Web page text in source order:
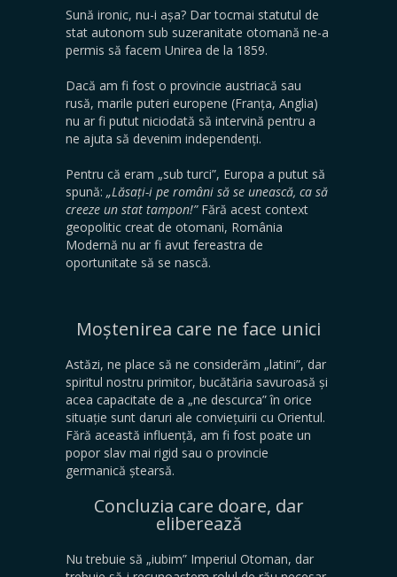
​Sună ironic, nu-i așa? Dar tocmai statutul de
stat autonom sub suzeranitate otomană ne-a
permis să facem Unirea de la 1859.
​Dacă am fi fost o provincie austriacă sau
rusă, marile puteri europene (Franța, Anglia)
nu ar fi putut niciodată să intervină pentru a
ne ajuta să devenim independenți.
​Pentru că eram „sub turci”, Europa a putut să
spună: „Lăsați-i pe români să se unească, ca să
creeze un stat tampon!”Fără acest context
geopolitic creat de otomani, România
Modernă nu ar fi avut fereastra de
oportunitate să se nască.
Moștenirea care ne face unici
​Astăzi, ne place să ne considerăm „latini”, dar
spiritul nostru primitor, bucătăria savuroasă și
acea capacitate de a „ne descurca” în orice
situație sunt daruri ale conviețuirii cu Orientul.
Fără această influență, am fi fost poate un
popor slav mai rigid sau o provincie
germanică ștearsă.
Concluzia care doare, dar
eliberează
​Nu trebuie să „iubim” Imperiul Otoman, dar